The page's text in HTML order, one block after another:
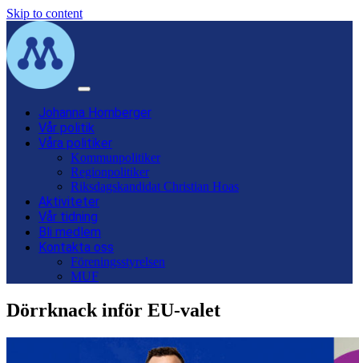
Skip to content
Main
Navigation
Johanna Hornberger
Vår politik
Våra politiker
Kommunpolitiker
Regionpolitiker
Riksdagskandidat Christian Hoas
Aktiviteter
Vår tidning
Bli medlem
Kontakta oss
Föreningsstyrelsen
MUF
Dörrknack inför EU-valet